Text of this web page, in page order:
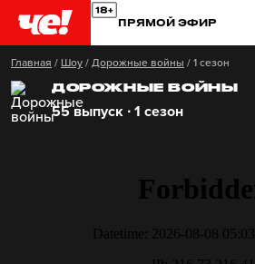
ПРЯМОЙ ЭФИР
Главная / Шоу / Дорожные войны / 1 сезон
ДОРОЖНЫЕ ВОЙНЫ
55 выпуск ∙ 1 сезон